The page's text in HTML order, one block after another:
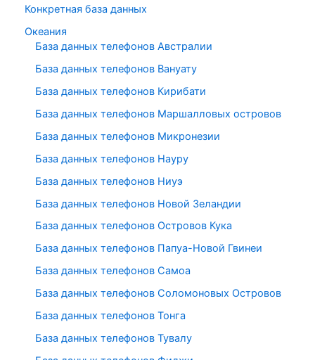
Конкретная база данных
Океания
База данных телефонов Австралии
База данных телефонов Вануату
База данных телефонов Кирибати
База данных телефонов Маршалловых островов
База данных телефонов Микронезии
База данных телефонов Науру
База данных телефонов Ниуэ
База данных телефонов Новой Зеландии
База данных телефонов Островов Кука
База данных телефонов Папуа-Новой Гвинеи
База данных телефонов Самоа
База данных телефонов Соломоновых Островов
База данных телефонов Тонга
База данных телефонов Тувалу